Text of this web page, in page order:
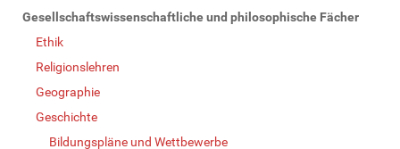
Gesellschaftswissenschaftliche und philosophische Fächer
Ethik
Religionslehren
Geographie
Geschichte
Bildungspläne und Wettbewerbe